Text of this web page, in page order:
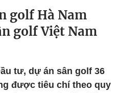
golf Hà Nam
golf Việt Nam
tư, dự án sân golf 36
được tiêu chí theo quy